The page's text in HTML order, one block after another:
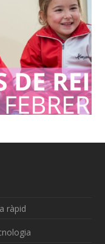
ràpid